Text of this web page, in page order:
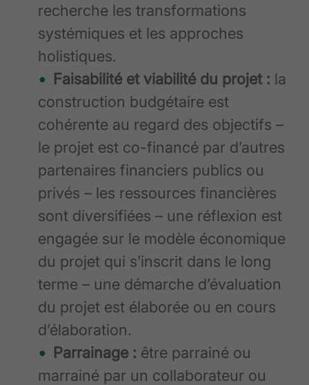
recherche les transformations
systémiques et les approches
holistiques.
Faisabilité et viabilité du projet : la
construction budgétaire est
cohérente au regard des objectifs –
le projet est co-financé par d’autres
partenaires financiers publics ou
privés – les ressources financières
sont diversifiées – une réflexion est
engagée sur le modèle économique
du projet qui s’inscrit dans le long
terme – une démarche d’évaluation
du projet est élaborée ou en cours
d’élaboration.
Parrainage : être parrainé ou
marrainé par un collaborateur ou